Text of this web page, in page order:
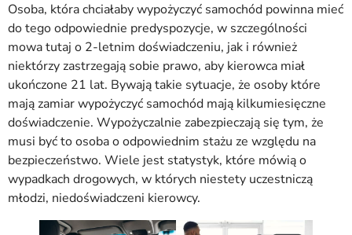
Osoba, która chciałaby wypożyczyć samochód powinna mieć
do tego odpowiednie predyspozycje, w szczególności
mowa tutaj o 2-letnim doświadczeniu, jak i również
niektórzy zastrzegają sobie prawo, aby kierowca miał
ukończone 21 lat. Bywają takie sytuacje, że osoby które
mają zamiar wypożyczyć samochód mają kilkumiesięczne
doświadczenie. Wypożyczalnie zabezpieczają się tym, że
musi być to osoba o odpowiednim stażu ze względu na
bezpieczeństwo. Wiele jest statystyk, które mówią o
wypadkach drogowych, w których niestety uczestniczą
młodzi, niedoświadczeni kierowcy.